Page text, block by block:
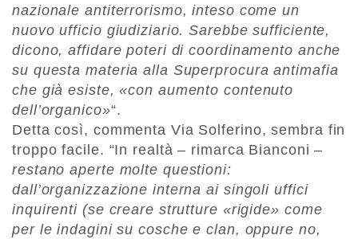
nazionale antiterrorismo, inteso come un
nuovo ufficio giudiziario. Sarebbe sufficiente,
dicono, affidare poteri di coordinamento anche
su questa materia alla Superprocura antimafia
che già esiste, «con aumento contenuto
dell’organico»“.
Detta così, commenta Via Solferino, sembra fin
troppo facile. “In realtà – rimarca Bianconi –
restano aperte molte questioni:
dall’organizzazione interna ai singoli uffici
inquirenti (se creare strutture «rigide» come
per le indagini su cosche e clan, oppure no,